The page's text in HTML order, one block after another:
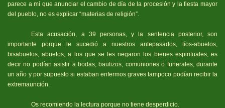
parece a mí que anunciar el cambio de día de la procesión y la fiesta mayor
del pueblo, no es explicar “materias de religión”.
Esta acusación, a 39 personas, y la sentencia posterior, son
importante porque le sucedió a nuestros antepasados, tíos-abuelos,
bisabuelos, abuelos, a los que se les negaron los bienes espirituales, es
decir no podían asistir a bodas, bautizos, comuniones o funerales, durante
un año y por supuesto si estaban enfermos graves tampoco podían recibir la
extremaunción.
Os recomiendo la lectura porque no tiene desperdicio.